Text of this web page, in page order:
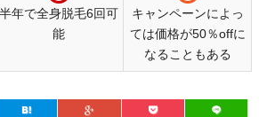
半年で全身脱毛6回可
能
キャンペーンによっ
ては価格が50％offに
なることもある